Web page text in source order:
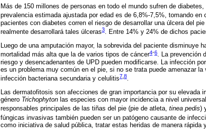
Más de 150 millones de personas en todo el mundo sufren de
prevalencia estimada ajustada por edad es de 6,8%-7,5%, tomando
pacientes con diabetes corren el riesgo de desarrollar una úlcera del
realmente desarrollará tales úlceras3. Entre 14% y 24% de dichos
Luego de una amputación mayor, la sobrevida del paciente disminuye
mortalidad más alta que la de varios tipos de cáncer4-6. La prevención
riesgo y desencadenantes de UPD pueden modificarse. La infección
es un problema muy común en el pie, si no se trata puede amenazar
infección bacteriana secundaria y celulitis7 8.
Las dermatofitosis son afecciones de gran importancia por su elevada
género Trichophyton las especies con mayor incidencia a nivel
responsables principales de las tiñas del pie (pie de atleta, tinea pedis)
fúngicas invasivas también pueden ser un patógeno causante de
como iniciativa de salud pública, tratar estas heridas de manera rápida